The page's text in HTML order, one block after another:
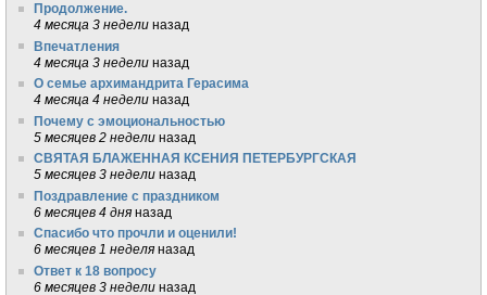
Продолжение.
4 месяца 3 недели назад
Впечатления
4 месяца 3 недели назад
О семье архимандрита Герасима
4 месяца 4 недели назад
Почему с эмоциональностью
5 месяцев 2 недели назад
СВЯТАЯ БЛАЖЕННАЯ КСЕНИЯ ПЕТЕРБУРГСКАЯ
5 месяцев 3 недели назад
Поздравление с праздником
6 месяцев 4 дня назад
Спасибо что прочли и оценили!
6 месяцев 1 неделя назад
Ответ к 18 вопросу
6 месяцев 3 недели назад